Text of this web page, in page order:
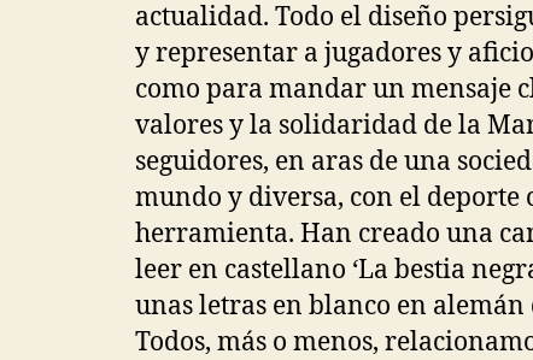
actualidad. Todo el diseño
y representar a jugadores y
como para mandar un mensaje
valores y la solidaridad de la
seguidores, en aras de una
mundo y diversa, con el deporte
herramienta. Han creado una
leer en castellano ‘La bestia
unas letras en blanco en alemán
Todos, más o menos,